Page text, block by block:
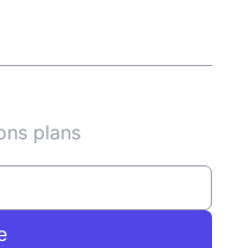
plans